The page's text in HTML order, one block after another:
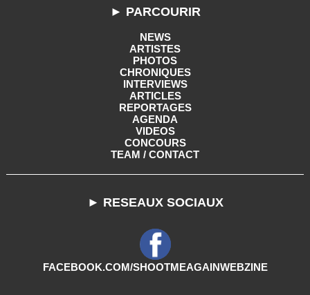
► PARCOURIR
NEWS
ARTISTES
PHOTOS
CHRONIQUES
INTERVIEWS
ARTICLES
REPORTAGES
AGENDA
VIDEOS
CONCOURS
TEAM / CONTACT
► RESEAUX SOCIAUX
FACEBOOK.COM/SHOOTMEAGAINWEBZINE